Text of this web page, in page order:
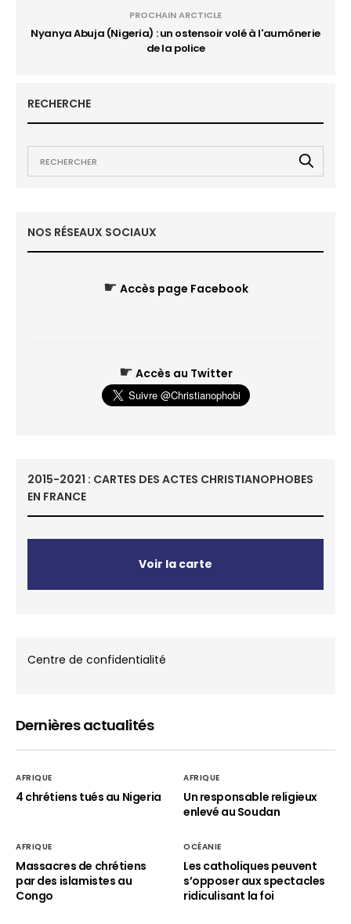
PROCHAIN ARCTICLE
Nyanya Abuja (Nigeria) : un ostensoir volé à l'aumônerie
de la police
RECHERCHE
NOS RÉSEAUX SOCIAUX
☛ Accès page Facebook
☛ Accès au Twitter
2015-2021 : CARTES DES ACTES CHRISTIANOPHOBES
EN FRANCE
Voir la carte
Centre de confidentialité
Dernières actualités
AFRIQUE
4 chrétiens tués au Nigeria
AFRIQUE
Un responsable religieux
enlevé au Soudan
AFRIQUE
Massacres de chrétiens
par des islamistes au
Congo
OCÉANIE
Les catholiques peuvent
s’opposer aux spectacles
ridiculisant la foi